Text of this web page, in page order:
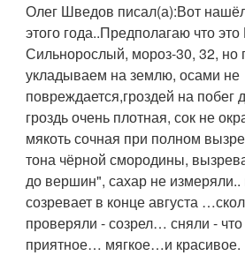
Олег Шведов писал(а):Вот
этого года..Предполагаю что
Сильнорослый, мороз-30, 32, но
укладываем на землю, осами не
повреждается,гроздей на побег
гроздь очень плотная, сок не
мякоть сочная при полном
тона чёрной смородины,
до вершин", сахар не измеряли..
созревает в конце августа
проверяли - созрел… сняли -
приятное… мягкое…и красивое.